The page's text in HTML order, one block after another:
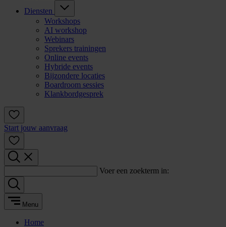
Diensten
Workshops
AI workshop
Webinars
Sprekers trainingen
Online events
Hybride events
Bijzondere locaties
Boardroom sessies
Klankbordgesprek
Start jouw aanvraag
Voer een zoekterm in:
Menu
Home